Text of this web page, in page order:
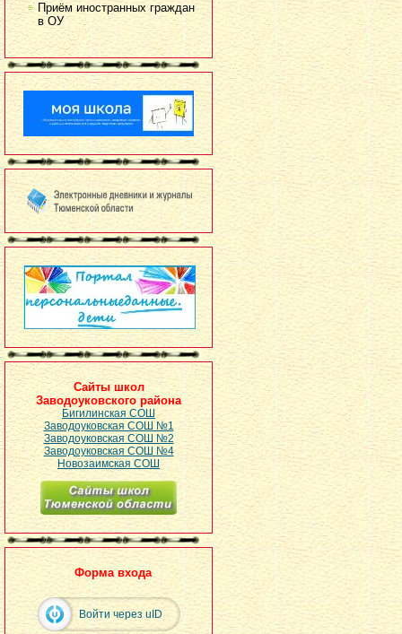
Приём иностранных граждан
в ОУ
Сайты школ
Заводоуковского района
Бигилинская СОШ
Заводоуковская СОШ №1
Заводоуковская СОШ №2
Заводоуковская СОШ №4
Новозаимская СОШ
Форма входа
Войти через uID